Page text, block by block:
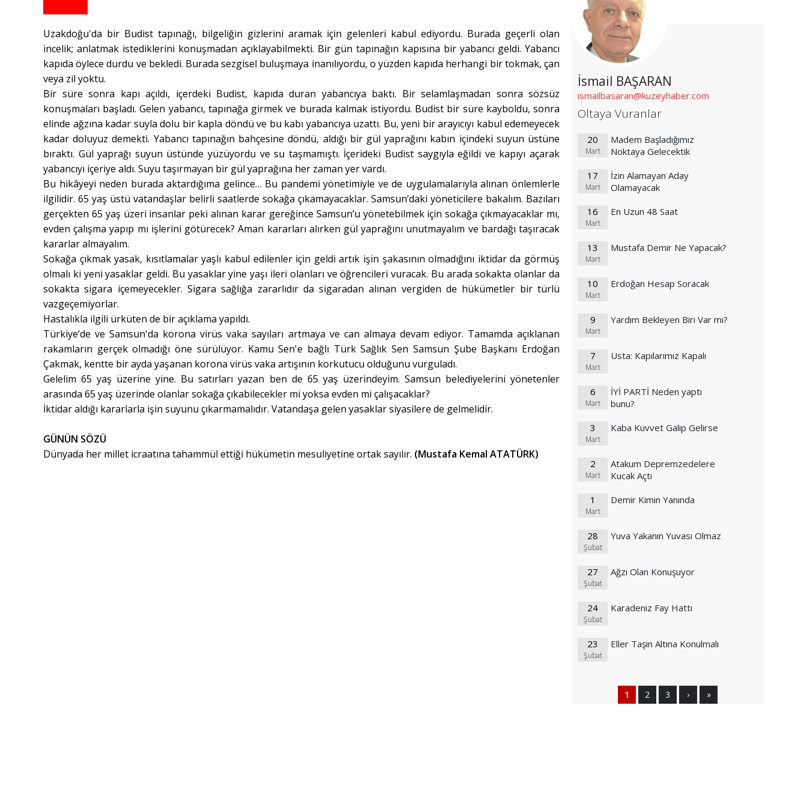
Uzakdoğu'da bir Budist tapınağı, bilgeliğin gizlerini aramak için gelenleri kabul ediyordu. Burada geçerli olan
incelik; anlatmak istediklerini konuşmadan açıklayabilmekti. Bir gün tapınağın kapısına bir yabancı geldi. Yabancı
kapıda öylece durdu ve bekledi. Burada sezgisel buluşmaya inanılıyordu, o yüzden kapıda herhangi bir tokmak, çan
veya zil yoktu.
Bir süre sonra kapı açıldı, içerdeki Budist, kapıda duran yabancıya baktı. Bir selamlaşmadan sonra sözsüz
konuşmaları başladı. Gelen yabancı, tapınağa girmek ve burada kalmak istiyordu. Budist bir süre kayboldu, sonra
elinde ağzına kadar suyla dolu bir kapla döndü ve bu kabı yabancıya uzattı. Bu, yeni bir arayıcıyı kabul edemeyecek
kadar doluyuz demekti. Yabancı tapınağın bahçesine döndü, aldığı bir gül yaprağını kabın içindeki suyun üstüne
bıraktı. Gül yaprağı suyun üstünde yüzüyordu ve su taşmamıştı. İçerideki Budist saygıyla eğildi ve kapıyı açarak
yabancıyı içeriye aldı. Suyu taşırmayan bir gül yaprağına her zaman yer vardı.
Bu hikâyeyi neden burada aktardığıma gelince… Bu pandemi yönetimiyle ve de uygulamalarıyla alınan önlemlerle
ilgilidir. 65 yaş üstü vatandaşlar belirli saatlerde sokağa çıkamayacaklar. Samsun’daki yöneticilere bakalım. Bazıları
gerçekten 65 yaş üzeri insanlar peki alınan karar gereğince Samsun’u yönetebilmek için sokağa çıkmayacaklar mı,
evden çalışma yapıp mı işlerini götürecek? Aman kararları alırken gül yaprağını unutmayalım ve bardağı taşıracak
kararlar almayalım.
Sokağa çıkmak yasak, kısıtlamalar yaşlı kabul edilenler için geldi artık işin şakasının olmadığını iktidar da görmüş
olmalı ki yeni yasaklar geldi. Bu yasaklar yine yaşı ileri olanları ve öğrencileri vuracak. Bu arada sokakta olanlar da
sokakta sigara içemeyecekler. Sigara sağlığa zararlıdır da sigaradan alınan vergiden de hükümetler bir türlü
vazgeçemiyorlar.
Hastalıkla ilgili ürküten de bir açıklama yapıldı.
Türkiye’de ve Samsun'da korona virüs vaka sayıları artmaya ve can almaya devam ediyor. Tamamda açıklanan
rakamların gerçek olmadığı öne sürülüyor. Kamu Sen'e bağlı Türk Sağlık Sen Samsun Şube Başkanı Erdoğan
Çakmak, kentte bir ayda yaşanan korona virüs vaka artışının korkutucu olduğunu vurguladı.
Gelelim 65 yaş üzerine yine. Bu satırları yazan ben de 65 yaş üzerindeyim. Samsun belediyelerini yönetenler
arasında 65 yaş üzerinde olanlar sokağa çıkabilecekler mi yoksa evden mi çalışacaklar?
İktidar aldığı kararlarla işin suyunu çıkarmamalıdır. Vatandaşa gelen yasaklar siyasilere de gelmelidir.
GÜNÜN SÖZÜ
Dünyada her millet icraatına tahammül ettiği hükümetin mesuliyetine ortak sayılır. (Mustafa Kemal ATATÜRK)
İsmail BAŞARAN
ismailbasaran@kuzeyhaber.com
Oltaya Vuranlar
20
Mart
Madem Başladığımız
Noktaya Gelecektik
17
Mart
İzin Alamayan Aday
Olamayacak
16
Mart
En Uzun 48 Saat
13
Mart
Mustafa Demir Ne Yapacak?
10
Mart
Erdoğan Hesap Soracak
9
Mart
Yardım Bekleyen Biri Var mı?
7
Mart
Usta: Kapılarımız Kapalı
6
Mart
İYİ PARTİ Neden yaptı
bunu?
3
Mart
Kaba Kuvvet Galip Gelirse
2
Mart
Atakum Depremzedelere
Kucak Açtı
1
Mart
Demir Kimin Yanında
28
Şubat
Yuva Yakanın Yuvası Olmaz
27
Şubat
Ağzı Olan Konuşuyor
24
Şubat
Karadeniz Fay Hattı
23
Şubat
Eller Taşın Altına Konulmalı
1 2 3 › »